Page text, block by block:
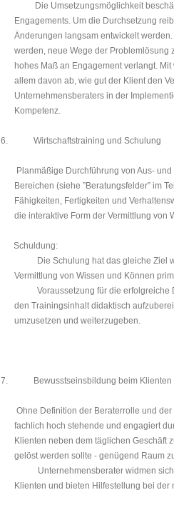
Die Umsetzungsmöglichkeit
Engagements. Um die Durchsetzung
Ände­rungen lang­sam entwickelt
werden, neue Wege der Problemlösung
hohes Maß an Engage­ment verlangt.
allem davon ab, wie gut der Klient den
Unternehmensberaters in der
Kompetenz.
6. Wirtschaftstraining und Schulung
Planmäßige Durchführung von Aus-
Bereichen (siehe ”Beratungsfelder” im
Fähigkeiten, Fertigkeiten und
die interaktive Form der Vermittlung von
Schuldung:
Die Schulung hat das gleiche Ziel
Vermittlung von Wissen und Können
Voraussetzung für die
den Trainingsinhalt didaktisch
umzusetzen und weiterzugeben.
7. Bewusstseinsbildung beim Klienten
Ohne Definition der Beraterrolle und
fachlich hoch stehende und engagiert
Klienten neben dem täglichen Geschäft
gelöst werden sollte - genügend Raum
Unternehmensberater widmen
Klienten und bieten Hilfe­stellung bei